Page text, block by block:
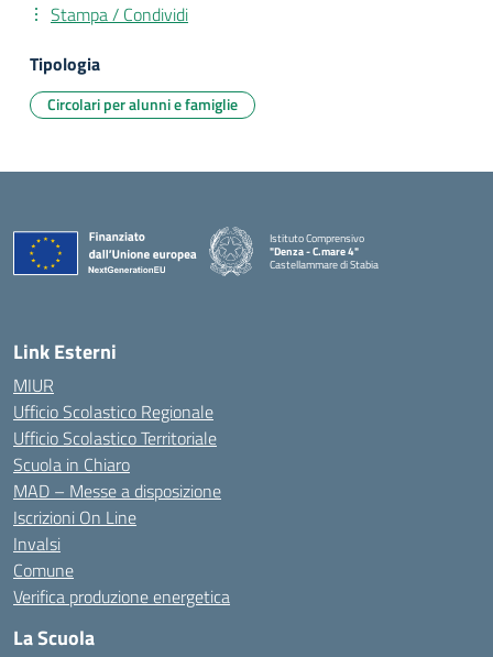
Stampa / Condividi
Tipologia
Circolari per alunni e famiglie
Istituto Comprensivo
"Denza - C.mare 4"
Castellammare di Stabia
Link Esterni
MIUR
Ufficio Scolastico Regionale
Ufficio Scolastico Territoriale
Scuola in Chiaro
MAD – Messe a disposizione
Iscrizioni On Line
Invalsi
Comune
Verifica produzione energetica
La Scuola